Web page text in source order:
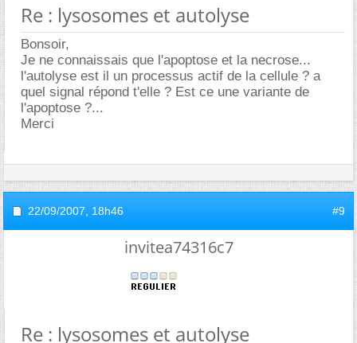
Re : lysosomes et autolyse
Bonsoir,
Je ne connaissais que l'apoptose et la necrose...
l'autolyse est il un processus actif de la cellule ? a
quel signal répond t'elle ? Est ce une variante de
l'apoptose ?...
Merci
22/09/2007, 18h46 #9
invitea74316c7
Re : lysosomes et autolyse